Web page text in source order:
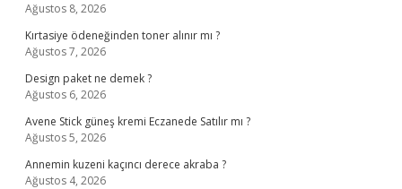
Ağustos 8, 2026
Kırtasiye ödeneğinden toner alınır mı ?
Ağustos 7, 2026
Design paket ne demek ?
Ağustos 6, 2026
Avene Stick güneş kremi Eczanede Satılır mı ?
Ağustos 5, 2026
Annemin kuzeni kaçıncı derece akraba ?
Ağustos 4, 2026